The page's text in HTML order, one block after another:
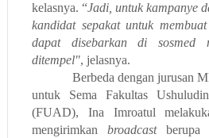
kelasnya. “Jadi, untuk kampanye
kandidat sepakat untuk
dapat disebarkan di sosmed
ditempel", jelasnya.
Berbeda dengan jurusan
untuk Sema Fakultas
(FUAD), Ina Imroatul
mengirimkan broadcastberupa